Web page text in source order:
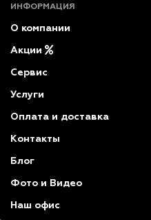
ИНФОРМАЦИЯ
О компании
Акции
Сервис
Услуги
Оплата и доставка
Контакты
Блог
Фото и Видео
Наш офис